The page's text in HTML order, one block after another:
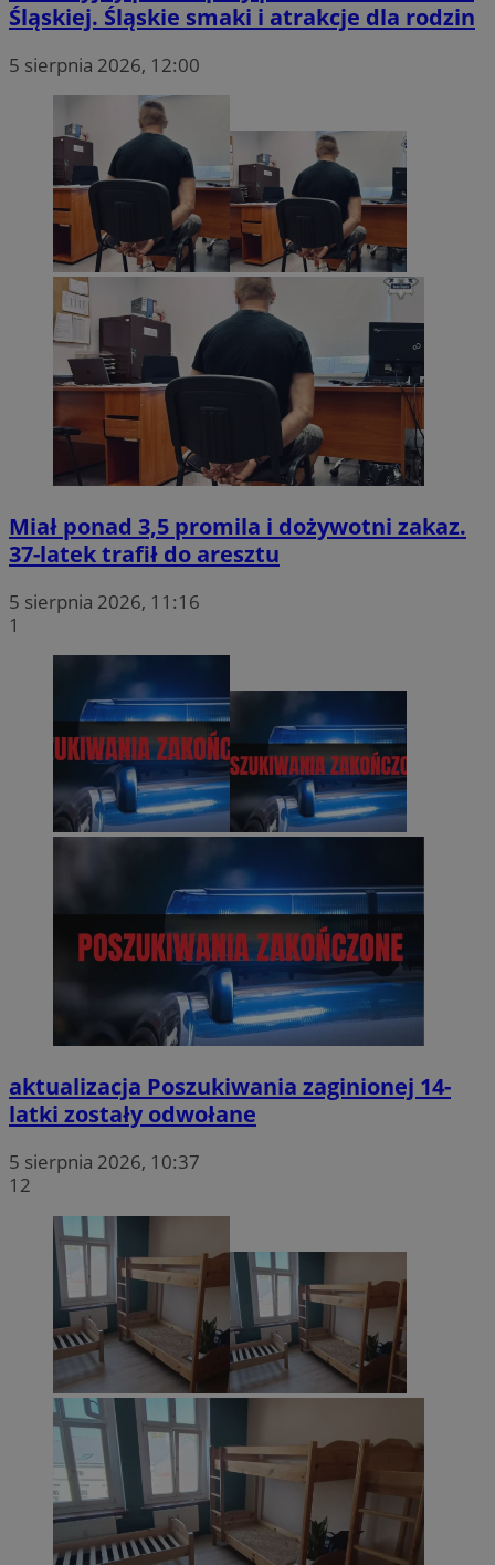
Śląskiej. Śląskie smaki i atrakcje dla rodzin
5 sierpnia 2026, 12:00
Miał ponad 3,5 promila i dożywotni zakaz.
37-latek trafił do aresztu
5 sierpnia 2026, 11:16
1
aktualizacja Poszukiwania zaginionej 14-
latki zostały odwołane
5 sierpnia 2026, 10:37
12